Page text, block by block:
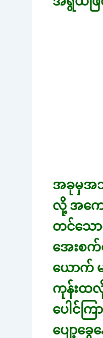
အခုမှအ
လို့ အကေ
တင်သော
အေးစက်
ယောက်
ကုန်းထ
ပေါင်က
ပျော့